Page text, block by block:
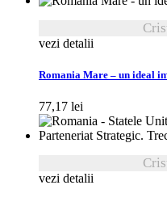
vezi detalii
Romania Mare – un ideal
77,17 lei
vezi detalii